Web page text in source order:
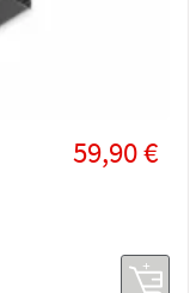
59,90 €